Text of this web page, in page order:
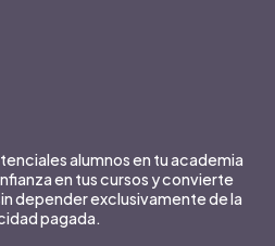
alumnos en tu academia
en tus cursos y convierte
depender exclusivamente de la
pagada.